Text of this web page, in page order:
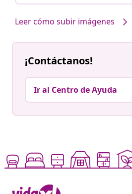
Leer cómo subir imágenes
¡Contáctanos!
Ir al Centro de Ayuda